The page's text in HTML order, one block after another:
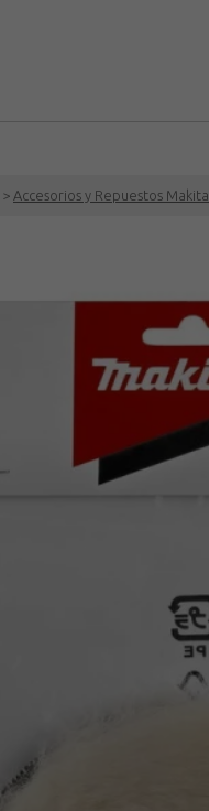
> Accesorios y Repuestos Makita